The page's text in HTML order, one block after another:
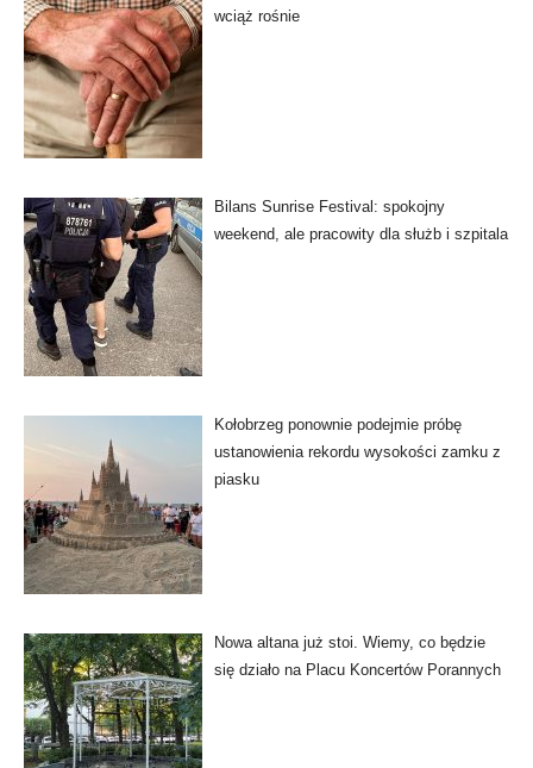
wciąż rośnie
Bilans Sunrise Festival: spokojny
weekend, ale pracowity dla służb i szpitala
Kołobrzeg ponownie podejmie próbę
ustanowienia rekordu wysokości zamku z
piasku
Nowa altana już stoi. Wiemy, co będzie
się działo na Placu Koncertów Porannych